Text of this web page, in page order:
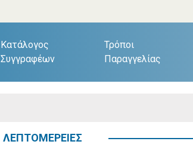
Κατάλογος
Συγγραφέων
Τρόποι
Παραγγελίας
ΛΕΠΤΟΜΕΡΕΙΕΣ